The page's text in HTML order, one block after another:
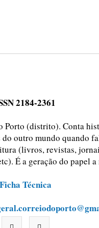
2184-2361
(distrito). Conta
outro mundo quando
(livros, revistas,
É a geração do papel
Ficha Técnica